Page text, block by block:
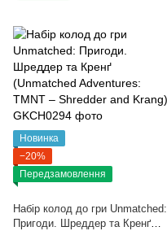
Новинка
−20%
Передзамовлення
Набір колод до гри Unmatched:
Пригоди. Шреддер та Кренґ